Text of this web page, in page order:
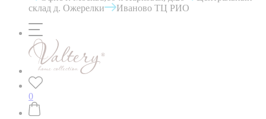
склад д. Ожерелки
Иваново ТЦ РИО
0